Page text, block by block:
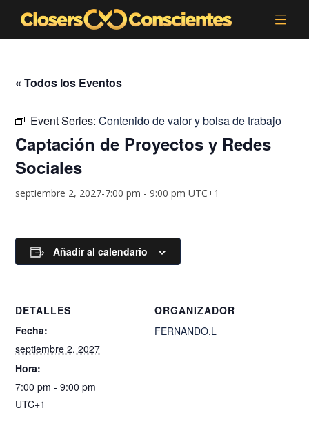
« Todos los Eventos
Event Series:Contenido de valor y bolsa de trabajo
Captación de Proyectos y Redes
Sociales
septiembre 2, 2027-7:00 pm -9:00 pm UTC+1
Añadir al calendario
DETALLES
Fecha:
septiembre 2, 2027
Hora:
7:00 pm - 9:00 pm
UTC+1
ORGANIZADOR
FERNANDO.L